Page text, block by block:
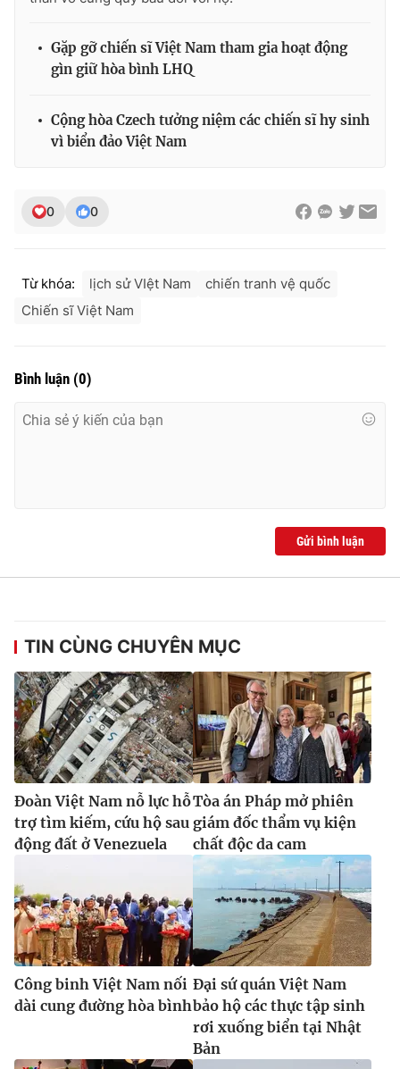
Cơ quan chủ quản:
Giấy phép hoạt động báo in và báo điện tử số 483/GP-BTTTT
cấp ngày 29/12/2023
Tổng Biên tập: Vũ Thanh Thủy
Tổng đài VTV:
® Cấm sao chép dưới mọi hình thức nếu không có sự chấp
thuận bằng văn bản. Ghi rõ nguồn VTV.vn khi phát hành lại
thông tin từ website này.
Gặp gỡ chiến sĩ Việt Nam tham gia hoạt động
gìn giữ hòa bình LHQ
Cộng hòa Czech tưởng niệm các chiến sĩ hy sinh
vì biển đảo Việt Nam
0 0
Từ khóa: lịch sử VIệt Nam
chiến tranh vệ quốc
Chiến sĩ Việt Nam
Bình luận (0)
Gửi bình luận
TIN CÙNG CHUYÊN MỤC
Đoàn Việt Nam nỗ lực hỗ
trợ tìm kiếm, cứu hộ sau
động đất ở Venezuela
Tòa án Pháp mở phiên
giám đốc thẩm vụ kiện
chất độc da cam
Công binh Việt Nam nối
dài cung đường hòa bình
Đại sứ quán Việt Nam
bảo hộ các thực tập sinh
rơi xuống biển tại Nhật
Bản